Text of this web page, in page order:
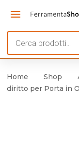
search
Home Shop
diritto per Porta in